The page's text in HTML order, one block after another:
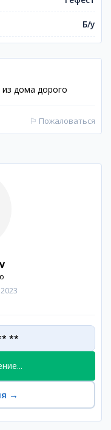
Б/у
из дома дорого
⚐ Пожаловаться
**
→